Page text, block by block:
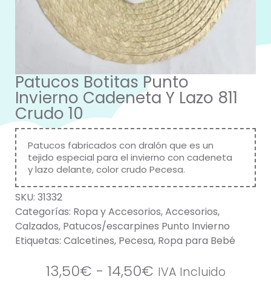
Patucos Botitas Punto
Invierno Cadeneta Y Lazo 811
Crudo 10
Patucos fabricados con dralón que es un
tejido especial para el invierno con cadeneta
y lazo delante, color crudo Pecesa.
SKU: 31332
Categorías: Ropa y Accesorios,Accesorios,
Calzados, Patucos/escarpines Punto Invierno
Etiquetas: Calcetines, Pecesa, Ropa para Bebé
13,50€ - 14,50€ IVA Incluido